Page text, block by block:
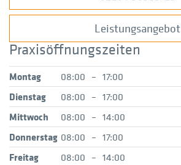
Leistungsangebot
Praxisöffnungszeiten
Montag 08:00 – 17:00
Dienstag
08:00 – 17:00
Mittwoch
08:00 – 14:00
Donnerstag 08:00 – 17:00
Freitag
08:00 – 14:00